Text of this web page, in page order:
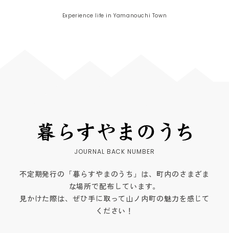
Experience life in Yamanouchi Town
不定期発行の「暮らすやまのうち」は、町内のさまざま
な場所で配布しています。
見かけた際は、ぜひ手に取って山ノ内町の魅力を感じて
ください！